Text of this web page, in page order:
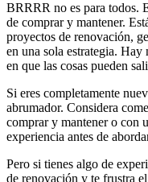
BRRRR no es para todos.
de comprar y mantener.
proyectos de renovación,
en una sola estrategia.
en que las cosas pueden
Si eres completamente
abrumador. Considera
comprar y mantener o con
experiencia antes de
Pero si tienes algo de
de renovación y te frustra